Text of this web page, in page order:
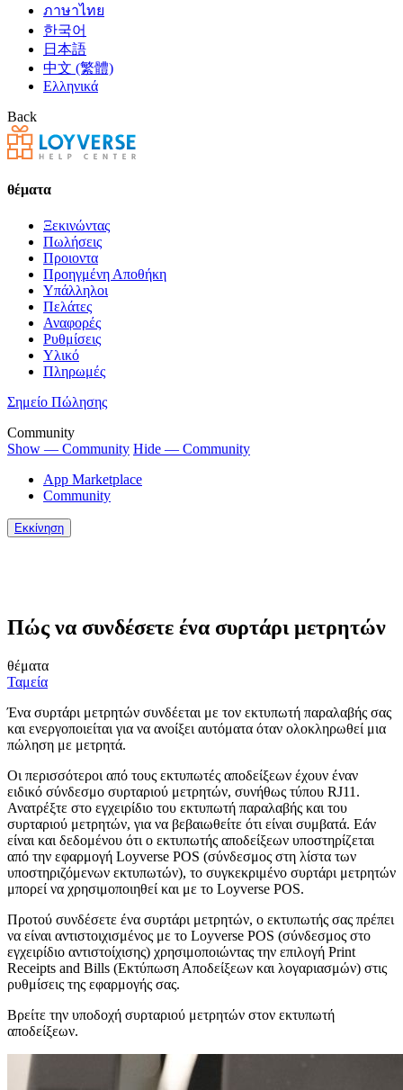
ภาษาไทย
한국어
日本語
中文 (繁體)
Ελληνικά
Back
θέματα
Ξεκινώντας
Πωλήσεις
Προιοντα
Προηγμένη Αποθήκη
Υπάλληλοι
Πελάτες
Αναφορές
Ρυθμίσεις
Υλικό
Πληρωμές
Σημείο Πώλησης
Community
Show — Community Hide — Community
App Marketplace
Community
Εκκίνηση
Πώς να συνδέσετε ένα συρτάρι μετρητών
θέματα
Ταμεία
Ένα συρτάρι μετρητών συνδέεται με τον εκτυπωτή παραλαβής σας
και ενεργοποιείται για να ανοίξει αυτόματα όταν ολοκληρωθεί μια
πώληση με μετρητά.
Οι περισσότεροι από τους εκτυπωτές αποδείξεων έχουν έναν
ειδικό σύνδεσμο συρταριού μετρητών, συνήθως τύπου RJ11.
Ανατρέξτε στο εγχειρίδιο του εκτυπωτή παραλαβής και του
συρταριού μετρητών, για να βεβαιωθείτε ότι είναι συμβατά. Εάν
είναι και δεδομένου ότι ο εκτυπωτής αποδείξεων υποστηρίζεται
από την εφαρμογή Loyverse POS (σύνδεσμος στη λίστα των
υποστηριζόμενων εκτυπωτών), το συγκεκριμένο συρτάρι μετρητών
μπορεί να χρησιμοποιηθεί και με το Loyverse POS.
Προτού συνδέσετε ένα συρτάρι μετρητών, ο εκτυπωτής σας πρέπει
να είναι αντιστοιχισμένος με το Loyverse POS (σύνδεσμος στο
εγχειρίδιο αντιστοίχισης) χρησιμοποιώντας την επιλογή Print
Receipts and Bills (Εκτύπωση Αποδείξεων και λογαριασμών) στις
ρυθμίσεις της εφαρμογής σας.
Βρείτε την υποδοχή συρταριού μετρητών στον εκτυπωτή
αποδείξεων.